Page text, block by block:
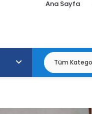
Ana Sayfa